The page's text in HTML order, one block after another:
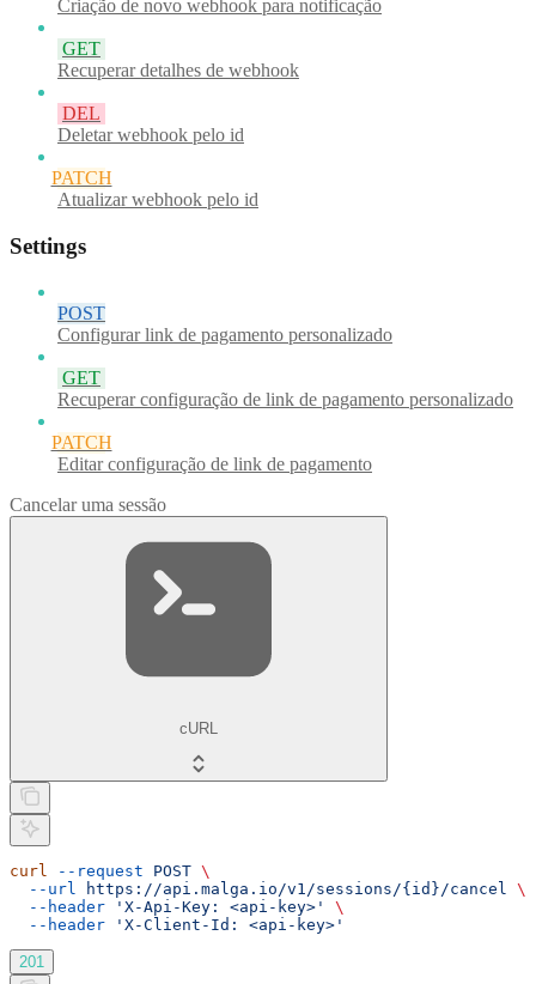
Criação de novo webhook para notificação
GET
Recuperar detalhes de webhook
DEL
Deletar webhook pelo id
PATCH
Atualizar webhook pelo id
Settings
POST
Configurar link de pagamento personalizado
GET
Recuperar configuração de link de pagamento personalizado
PATCH
Editar configuração de link de pagamento
Cancelar uma sessão
cURL
curl --request POST \
  --url
https://api.malga.io/v1/sessions/{id}/cancel
\
  --header
'X-Api-Key: <api-key>'
\
  --header
'X-Client-Id: <api-key>'
201